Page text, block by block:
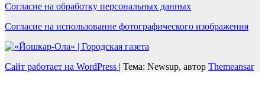
Согласие на обработку персональных данных
Согласие на использование фотографического изображения
Сайт работает на WordPress | Тема: Newsup, автор Themeansar